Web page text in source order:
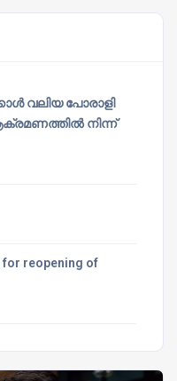
വലിയ പോരാളി
നിന്ന്
for reopening of